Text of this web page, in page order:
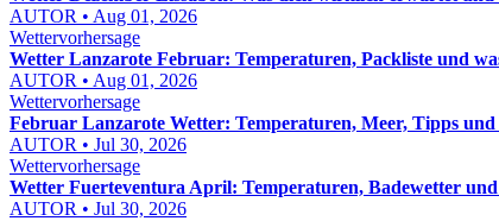
AUTOR • Aug 01, 2026
Wettervorhersage
Wetter Lanzarote Februar: Temperaturen, Packliste und
AUTOR • Aug 01, 2026
Wettervorhersage
Februar Lanzarote Wetter: Temperaturen, Meer, Tipps
AUTOR • Jul 30, 2026
Wettervorhersage
Wetter Fuerteventura April: Temperaturen, Badewetter
AUTOR • Jul 30, 2026